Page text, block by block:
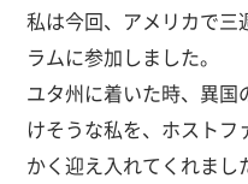
私は今回、アメリカで
ラムに参加しました。
ユタ州に着いた時、異
けそうな私を、ホスト
かく迎え入れてくれま